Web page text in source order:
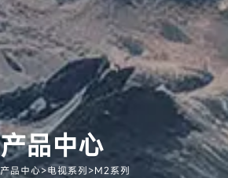
产品中心
产品中心>电视系列>M2系列